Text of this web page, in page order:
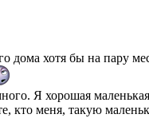
хотя бы на пару
Я хорошая
меня, такую